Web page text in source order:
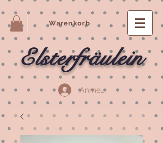
Warenkorb
Elsterfräulein
Anmelden